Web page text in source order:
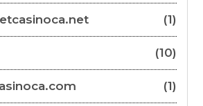
(1)
(10)
(1)